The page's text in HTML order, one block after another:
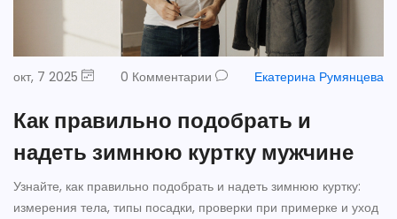
окт, 7 2025 0 Комментарии Екатерина Румянцева
Как правильно подобрать и
надеть зимнюю куртку мужчине
Узнайте, как правильно подобрать и надеть зимнюю куртку:
измерения тела, типы посадки, проверки при примерке и уход